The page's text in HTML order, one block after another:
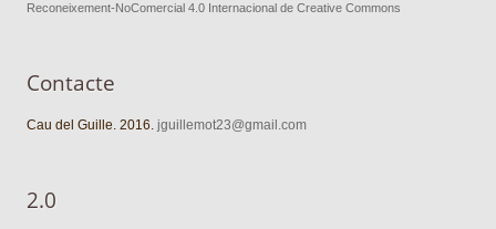
Reconeixement-NoComercial 4.0 Internacional de Creative Commons
Contacte
Cau del Guille. 2016.jguillemot23@gmail.com
2.0